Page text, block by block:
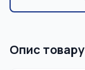
Опис товару